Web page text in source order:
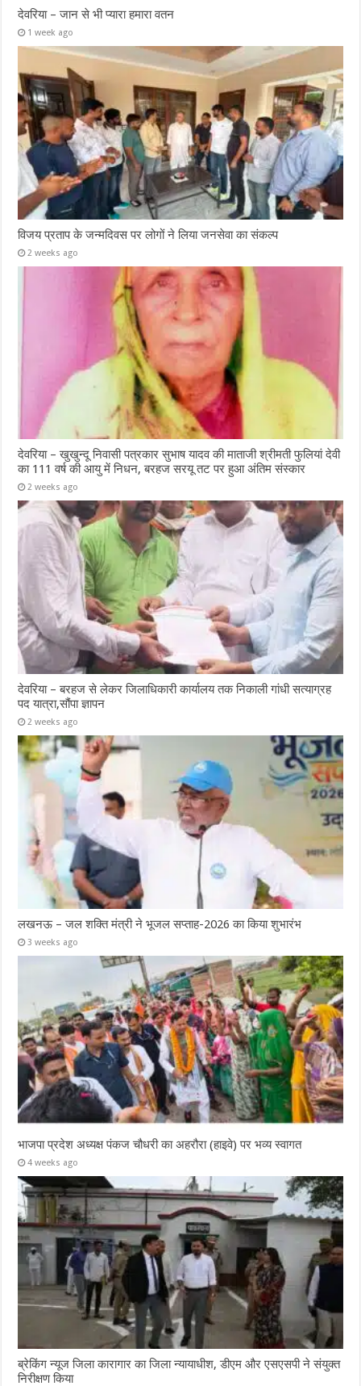
देवरिया – जान से भी प्यारा हमारा वतन
1 week ago
विजय प्रताप के जन्मदिवस पर लोगों ने लिया जनसेवा का संकल्प
2 weeks ago
देवरिया – खुखुन्दू निवासी पत्रकार सुभाष यादव की माताजी श्रीमती फुलियां देवी
का 111 वर्ष की आयु में निधन, बरहज सरयू तट पर हुआ अंतिम संस्कार
2 weeks ago
देवरिया – बरहज से लेकर जिलाधिकारी कार्यालय तक निकाली गांधी सत्याग्रह
पद यात्रा,सौंपा ज्ञापन
2 weeks ago
लखनऊ – जल शक्ति मंत्री ने भूजल सप्ताह-2026 का किया शुभारंभ
3 weeks ago
भाजपा प्रदेश अध्यक्ष पंकज चौधरी का अहरौरा (हाइवे) पर भव्य स्वागत
4 weeks ago
ब्रेकिंग न्यूज जिला कारागार का जिला न्यायाधीश, डीएम और एसएसपी ने संयुक्त
निरीक्षण किया